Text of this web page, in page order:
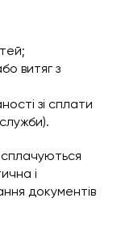
витяг з
зі сплати
і
документів